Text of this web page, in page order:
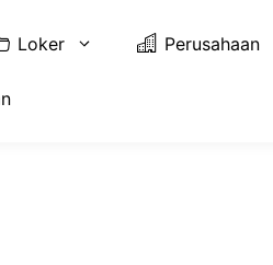
Loker Perusahaan